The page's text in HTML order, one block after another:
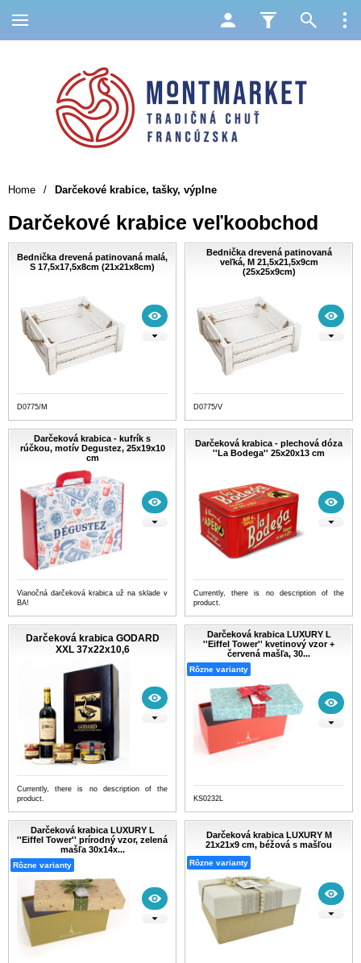
Home / Darčekové krabice, tašky, výplne
Darčekové krabice veľkoobchod
Bednička drevená patinovaná malá,
S 17,5x17,5x8cm (21x21x8cm)
D0775/M
Bednička drevená patinovaná
veľká, M 21,5x21,5x9cm
(25x25x9cm)
D0775/V
Darčeková krabica - kufrík s
rúčkou, motív Degustez, 25x19x10
cm
Vianočná darčeková krabica už na sklade v
BA!
Darčeková krabica - plechová dóza
''La Bodega'' 25x20x13 cm
Currently, there is no description of the
product.
Darčeková krabica GODARD
XXL 37x22x10,6
Currently, there is no description of the
product.
Darčeková krabica LUXURY L
''Eiffel Tower'' kvetinový vzor +
červená mašľa, 30...
Rôzne varianty
KS0232L
Darčeková krabica LUXURY L
''Eiffel Tower'' prírodný vzor, zelená
mašľa 30x14x...
Rôzne varianty
Darčeková krabica LUXURY M
21x21x9 cm, béžová s mašľou
Rôzne varianty